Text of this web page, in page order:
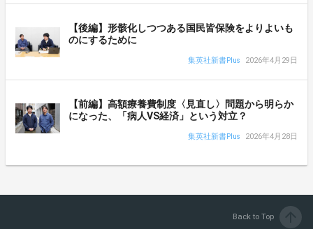
【後編】形骸化しつつある国民皆保険をよりよいも
のにするために
集英社新書Plus 2026年4月29日
【前編】高額療養費制度〈見直し〉問題から明らか
になった、「病人VS経済」という対立？
集英社新書Plus 2026年4月28日
Back to Top